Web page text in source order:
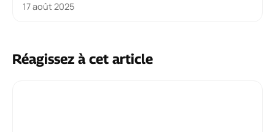
17 août 2025
Réagissez à cet article